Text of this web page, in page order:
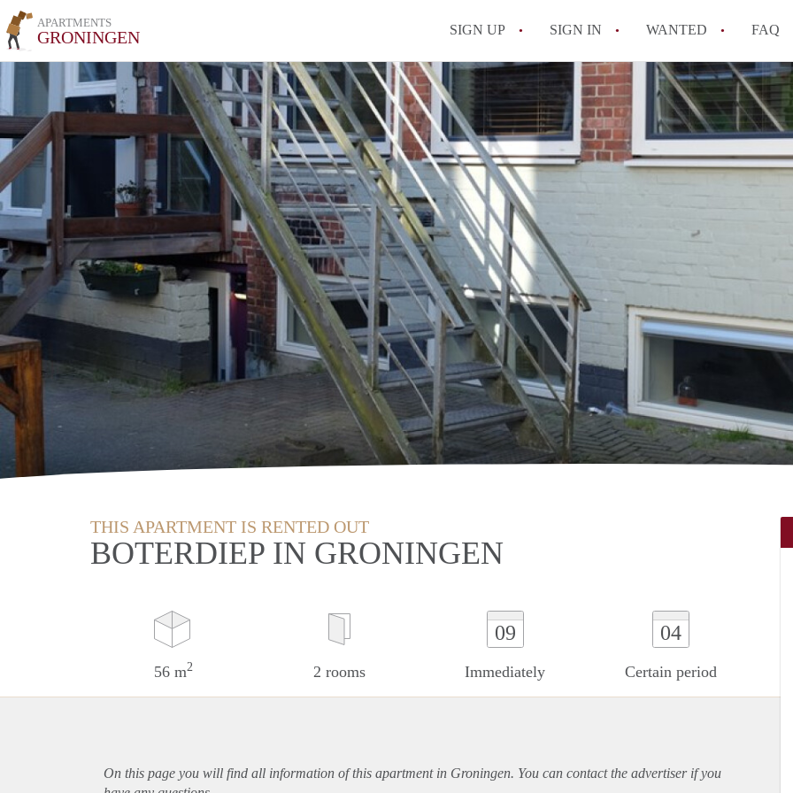
APARTMENTS
GRONINGEN SIGN UP SIGN IN WANTED FAQ
All FAQs
THIS APARTMENT IS RENTED OUT
BOTERDIEP IN GRONINGEN
56 m2 2 rooms
09
Immediately
04
Certain period
On this page you will find all information of this apartmentin Groningen. You can contact the advertiser if you